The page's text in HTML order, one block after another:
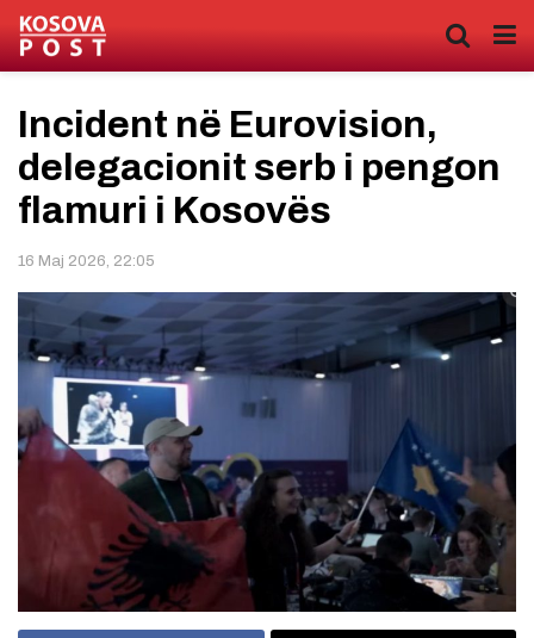
Incident në Eurovision,
delegacionit serb i pengon
flamuri i Kosovës
16 Maj 2026, 22:05